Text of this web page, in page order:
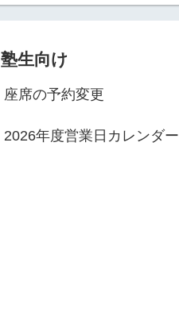
塾生向け
座席の予約変更
2026年度営業日カレンダー